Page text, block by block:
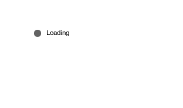
ദുല്‍ഖര്‍; ഹരം കൊളളിക്കാന്‍